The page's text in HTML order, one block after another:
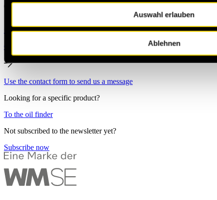
Auswahl erlauben
Ablehnen
+49 231 444 247 65
Michael.Jann@masteroil.com
Contact form
Use the contact form to send us a message
Looking for a specific product?
To the oil finder
Not subscribed to the newsletter yet?
Subscribe now